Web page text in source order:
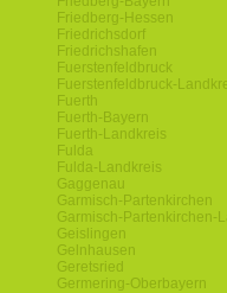
Friedberg-Hessen
Friedrichsdorf
Friedrichshafen
Fuerstenfeldbruck
Fuerstenfeldbruck-
Fuerth
Fuerth-Bayern
Fuerth-Landkreis
Fulda
Fulda-Landkreis
Gaggenau
Garmisch-Partenkirchen
Garmisch-Partenkirchen-
Geislingen
Gelnhausen
Geretsried
Germering-Oberbayern